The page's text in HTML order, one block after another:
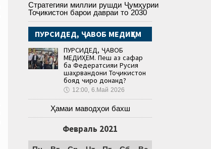
Стратегияи миллии рушди Ҷумҳурии
Тоҷикистон барои давраи то 2030
ПУРСИДЕД, ҶАВОБ МЕДИҲЕМ
ПУРСИДЕД, ҶАВОБ
МЕДИҲЕМ. Пеш аз сафар
ба Федератсияи Русия
шаҳрвандони Тоҷикистон
бояд чиро донанд?
🕔 12:00, 6.Май 2026
Ҳамаи маводҳои бахш
Февраль 2021